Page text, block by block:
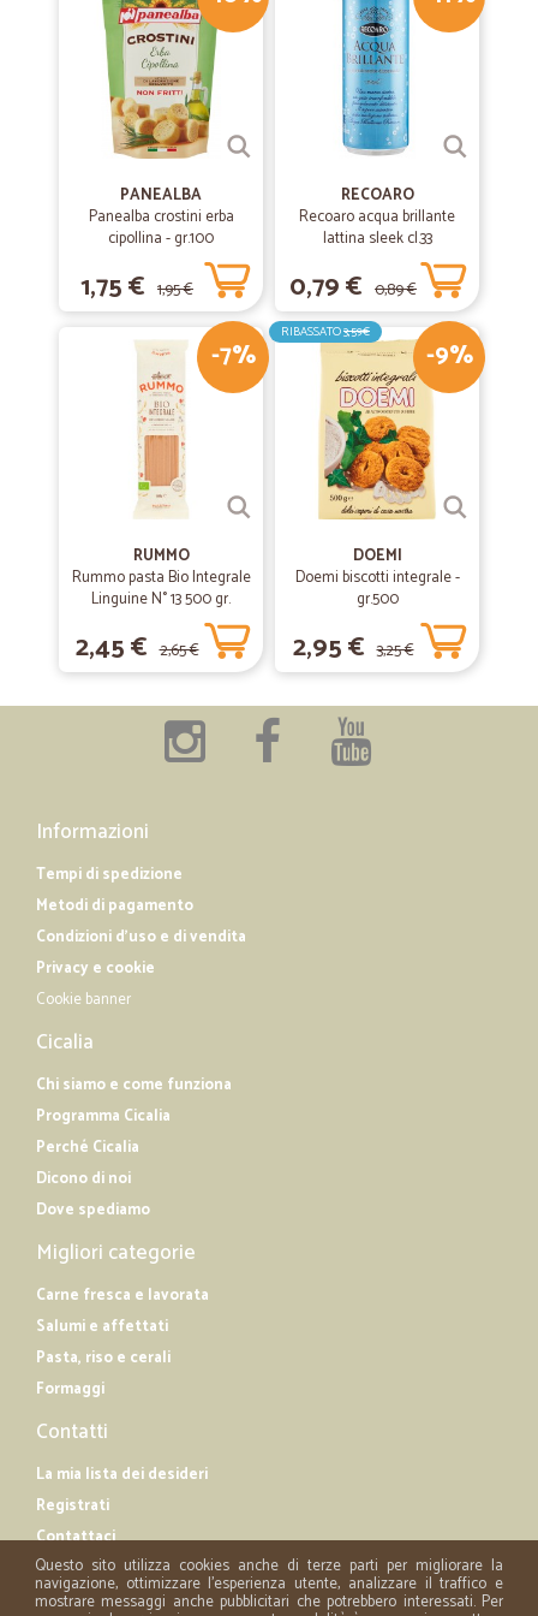
— Sara L.
Servizio ottimo e puntuale
Servizio ottimo e puntuale
05/05/2020
—Lorenzo B.
Eccezzione fatta per alcuni prodotti…
Eccezzione fatta per alcuni prodotti che hanno un sovraprezzo
altino,il resto del servizio è ottimo,la merce è ottima, e arriva a casa
in pochissimo tempo tra l'altro confezionata molto bene
—Alessandro B.
Servizio ineccepibile
Servizio ineccepibile. Continuate così.
—Mario S.
Tutto perfetto.....spedizione veloce-
Tutto perfetto.....spedizione veloce-
15/10/2019
—Lilia G.
PANEALBA
Panealba crostini erba
cipollina - gr.100
1,75 € 1,95 €
RECOARO
Recoaro acqua brillante
lattina sleek cl.33
0,79 € 0,89 €
-7%
RUMMO
Rummo pasta Bio Integrale
Linguine N° 13 500 gr.
2,45 € 2,65 €
-9%
RIBASSATO3,59€
DOEMI
Doemi biscotti integrale -
gr.500
2,95 € 3,25 €
Informazioni
Tempi di spedizione
Metodi di pagamento
Condizioni d'uso e di vendita
Privacy e cookie
Cookie banner
Cicalia
Chi siamo e come funziona
Programma Cicalia
Perché Cicalia
Dicono di noi
Dove spediamo
Migliori categorie
Carne fresca e lavorata
Salumi e affettati
Pasta, riso e cerali
Formaggi
Contatti
La mia lista dei desideri
Registrati
Contattaci
Questo sito utilizza cookies anche di terze parti per migliorare la
navigazione, ottimizzare l'esperienza utente, analizzare il traffico e
mostrare messaggi anche pubblicitari che potrebbero interessati. Per